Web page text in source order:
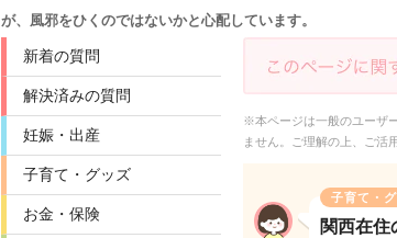
が、風邪をひくのではないかと心配しています。
新着の質問
解決済みの質問
妊娠・出産
子育て・グッズ
お金・保険
※本ページは一般のユーザ
ません。ご理解の上、ご活
子育て・
関西在住